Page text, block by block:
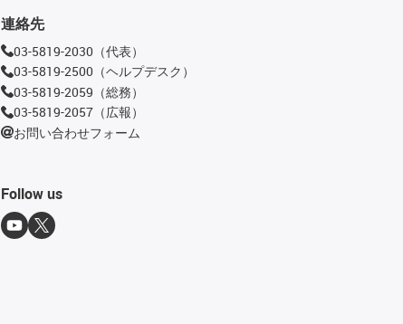
連絡先
03-5819-2030（代表）
03-5819-2500（ヘルプデスク）
03-5819-2059（総務）
03-5819-2057（広報）
お問い合わせフォーム
Follow us